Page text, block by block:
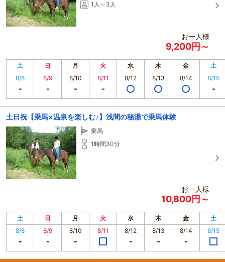
1人～3人
お一人様
9,200円～
土 日 月 火 水 木 金
土
8/8
8/9 8/10 8/11 8/12 8/13 8/14 8/15
土日祝【乗馬×温泉を楽しむ♪】浅間の秘湯で乗馬体験
乗馬
1時間30分
お一人様
10,800円～
土 日 月 火 水 木 金
土
8/8
8/9 8/10 8/11 8/12 8/13 8/14 8/15